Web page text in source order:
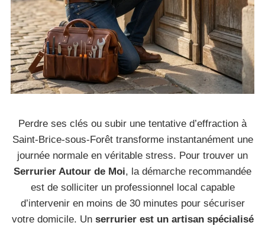
Perdre ses clés ou subir une tentative d’effraction à
Saint-Brice-sous-Forêt transforme instantanément une
journée normale en véritable stress. Pour trouver un
Serrurier Autour de Moi, la démarche recommandée
est de solliciter un professionnel local capable
d’intervenir en moins de 30 minutes pour sécuriser
votre domicile. Un serrurier est un artisan spécialisé